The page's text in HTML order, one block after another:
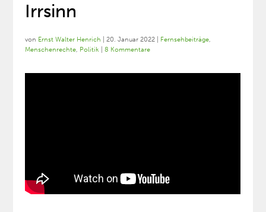
Irrsinn
von Ernst Walter Henrich |20. Januar 2022 Fernsehbeiträge,
Menschenrechte, Politik |8 Kommentare